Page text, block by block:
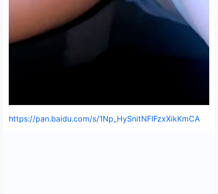
https://pan.baidu.com/s/1Np_HySnitNFIFzxXikKmCA